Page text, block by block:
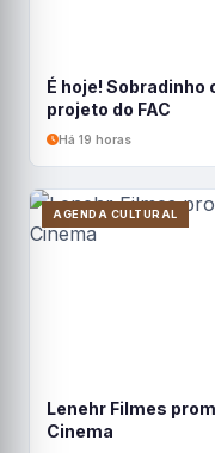
É hoje! Sobradinho
projeto do FAC
Há 19 horas
AGENDA CULTURAL
Lenehr Filmes
Cinema